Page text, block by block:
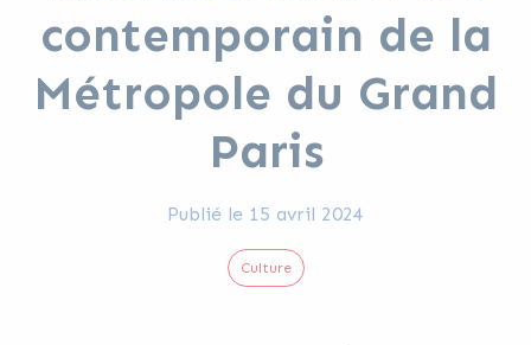
contemporain de la
Métropole du Grand
Paris
Publié le 15 avril 2024
Culture